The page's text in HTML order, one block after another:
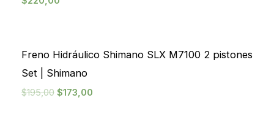
Freno Hidráulico Shimano SLX M7100 2 pistones
Set | Shimano
$195,00 $173,00